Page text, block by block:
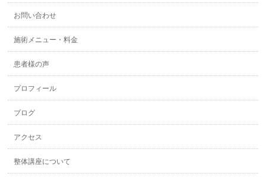
お問い合わせ
施術メニュー・料金
患者様の声
プロフィール
ブログ
アクセス
整体講座について